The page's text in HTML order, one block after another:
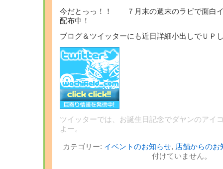
今だとっっ！！ ７月末の週末のラビで面白イ
配布中！
ブログ＆ツイッターにも近日詳細小出しでＵＰ
ツイッターでは、お誕生日記念でダヤンのアイ
よー。
カテゴリー: イベントのお知らせ, 店舗からのお
付けていません。